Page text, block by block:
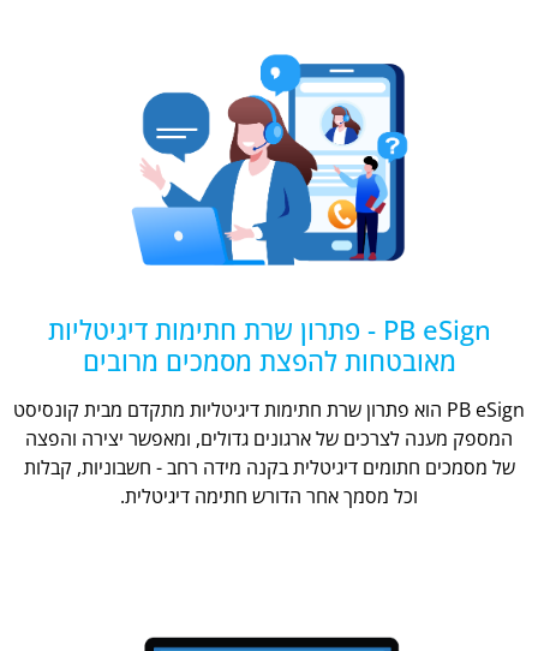
PB eSign - פתרון שרת חתימות דיגיטליות
מאובטחות להפצת מסמכים מרובים
PB eSign הוא פתרון שרת חתימות דיגיטליות מתקדם מבית קונסיסט
המספק מענה לצרכים של ארגונים גדולים, ומאפשר יצירה והפצה
של מסמכים חתומים דיגיטלית בקנה מידה רחב - חשבוניות, קבלות
וכל מסמך אחר הדורש חתימה דיגיטלית.